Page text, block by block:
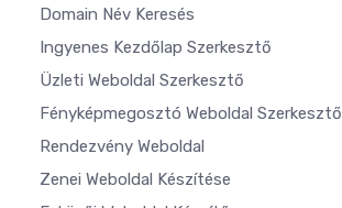
Domain Név Keresés
Ingyenes Kezdőlap Szerkesztő
Üzleti Weboldal Szerkesztő
Fényképmegosztó Weboldal Szerkesztő
Rendezvény Weboldal
Zenei Weboldal Készítése